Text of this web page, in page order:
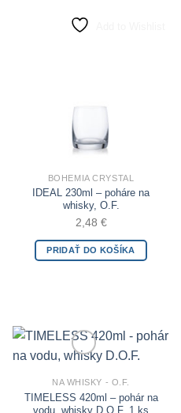
BOHEMIA CRYSTAL
IDEAL 230ml – poháre na
whisky, O.F.
2,48 €
PRIDAŤ DO KOŠÍKA
Add to Wishlist
NA WHISKY - O.F.
TIMELESS 420ml – pohár na
vodu, whisky D.O.F.,1 ks